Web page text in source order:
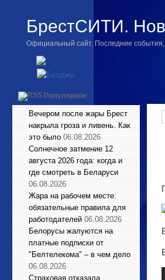
БрестСИТИ.
Официальный сайт. Последние
Популярное
Вечером после жары Брест
накрыла гроза и ливень. Как
это было 06.08.2026
Солнечное затмение 12
августа 2026 года: когда и
где смотреть в Беларуси
06.08.2026
Жара на рабочем месте:
обязательные правила для
работодателей 06.08.2026
Белорусы жалуются на
платные подписки от
"Белтелекома" – в чем дело
06.08.2026
Страховая отказала